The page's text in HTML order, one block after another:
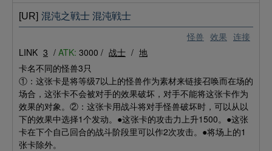
怪兽 效果 连接
[UR] 混沌之戦士 混沌戦士
LINK 3 / ATK: 3000 / 战士 / 地
卡名不同的怪兽3只
①：这张卡是将等级7以上的怪兽作为素材来链接召唤而在场的
场合，这张卡不会被对手的效果破坏，对手不能将这张卡作为
效果的对象。②：这张卡用战斗将对手怪兽破坏时，可以从以
下的效果中选择1个发动。●这张卡的攻击力上升1500。●这张
卡在下个自己回合的战斗阶段里可以作2次攻击。●将场上的1
张卡除外。